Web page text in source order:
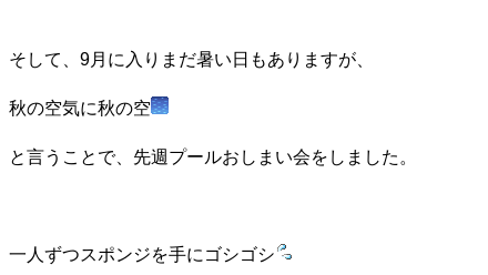
そして、9月に入りまだ暑い日もありますが、
秋の空気に秋の空
と言うことで、先週プールおしまい会をしました。
一人ずつスポンジを手にゴシゴシ